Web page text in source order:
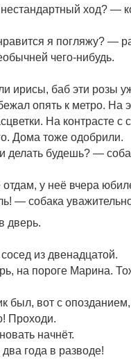
ход? —
я погляжу? —
чего-нибудь.
ирисы, баб эти розы
опять к метро. На
На контрасте с
Дома тоже одобрили.
делать будешь? —
у неё вчера
— собака
дверь.
из двенадцатой.
на пороге Марина.
был, вот с
Проходи.
начнёт.
года в разводе!